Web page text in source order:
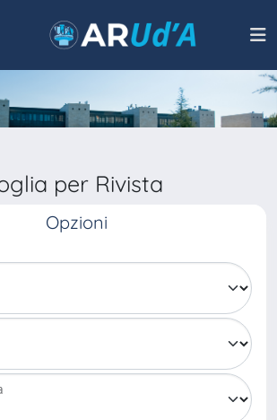
per Rivista
Opzioni